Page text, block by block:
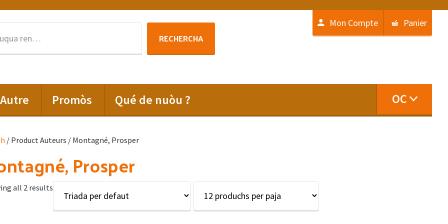
:
RECHERCHA
Mon Compte Panier
Autre Promòs Qué de nuòu ? OC
/ Product Auteurs / Montagné, Prosper
Prosper
all 2 results